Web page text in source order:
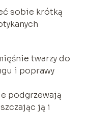
sobie krótką
twarzy do
i poprawy
podgrzewają
ją i